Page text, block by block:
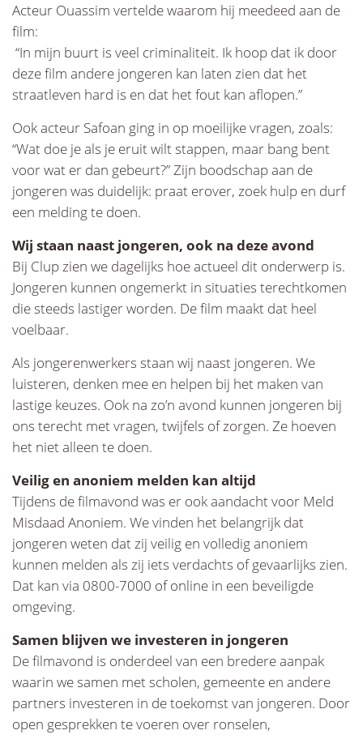
Acteur Ouassim vertelde waarom hij meedeed aan de
film:
“In mijn buurt is veel criminaliteit. Ik hoop dat ik door
deze film andere jongeren kan laten zien dat het
straatleven hard is en dat het fout kan aflopen.”
Ook acteur Safoan ging in op moeilijke vragen, zoals:
“Wat doe je als je eruit wilt stappen, maar bang bent
voor wat er dan gebeurt?” Zijn boodschap aan de
jongeren was duidelijk: praat erover, zoek hulp en durf
een melding te doen.
Wij staan naast jongeren, ook na deze avond
Bij Clup zien we dagelijks hoe actueel dit onderwerp is.
Jongeren kunnen ongemerkt in situaties terechtkomen
die steeds lastiger worden. De film maakt dat heel
voelbaar.
Als jongerenwerkers staan wij naast jongeren. We
luisteren, denken mee en helpen bij het maken van
lastige keuzes. Ook na zo’n avond kunnen jongeren bij
ons terecht met vragen, twijfels of zorgen. Ze hoeven
het niet alleen te doen.
Veilig en anoniem melden kan altijd
Tijdens de filmavond was er ook aandacht voor Meld
Misdaad Anoniem. We vinden het belangrijk dat
jongeren weten dat zij veilig en volledig anoniem
kunnen melden als zij iets verdachts of gevaarlijks zien.
Dat kan via 0800-7000 of online in een beveiligde
omgeving.
Samen blijven we investeren in jongeren
De filmavond is onderdeel van een bredere aanpak
waarin we samen met scholen, gemeente en andere
partners investeren in de toekomst van jongeren. Door
open gesprekken te voeren over ronselen,